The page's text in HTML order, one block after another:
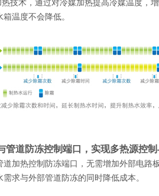
技术，通过对冷媒加热提高冷媒温度，
温度不会降低。
管道防冻控制端口，实现多热源控
道加热控制防冻端口，无需增加外部电路
求与外部管道防冻的同时降低成本。